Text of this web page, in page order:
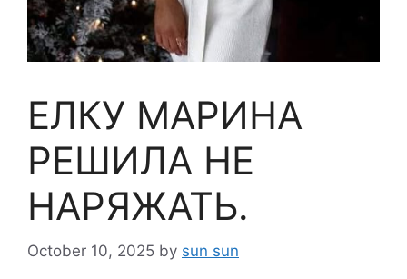
ЕЛКУ МАРИНА
РЕШИЛА НЕ
НАРЯЖАТЬ.
October 10, 2025 by sun sun